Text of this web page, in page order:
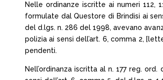
Nelle ordinanze iscritte ai numeri 112,
formulate dal Questore di Brindisi ai
del d.lgs. n. 286 del 1998, avevano
polizia ai sensi dell’art. 6, comma 2,
pendenti.
Nell’ordinanza iscritta al n. 177 reg.